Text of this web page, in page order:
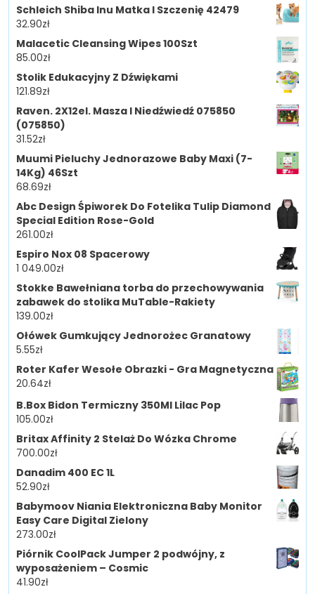
Schleich Shiba Inu Matka I Szczenię 42479
32.90zł
Malacetic Cleansing Wipes 100Szt
85.00zł
Stolik Edukacyjny Z Dźwiękami
121.89zł
Raven. 2X12el. Masza I Niedźwiedź 075850
(075850)
31.52zł
Muumi Pieluchy Jednorazowe Baby Maxi (7-
14Kg) 46Szt
68.69zł
Abc Design Śpiworek Do Fotelika Tulip Diamond
Special Edition Rose-Gold
261.00zł
Espiro Nox 08 Spacerowy
1 049.00zł
Stokke Bawełniana torba do przechowywania
zabawek do stolika MuTable-Rakiety
139.00zł
Ołówek Gumkujący Jednorożec Granatowy
5.55zł
Roter Kafer Wesołe Obrazki - Gra Magnetyczna
20.64zł
B.Box Bidon Termiczny 350Ml Lilac Pop
105.00zł
Britax Affinity 2 Stelaż Do Wózka Chrome
700.00zł
Danadim 400 EC 1L
52.90zł
Babymoov Niania Elektroniczna Baby Monitor
Easy Care Digital Zielony
273.00zł
Piórnik CoolPack Jumper 2 podwójny, z
wyposażeniem – Cosmic
41.90zł